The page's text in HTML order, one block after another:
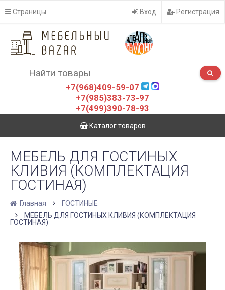
Страницы Вход Регистрация
+7(968)409-59-07
+7(985)383-73-97
+7(499)390-78-93
Каталог товаров
МЕБЕЛЬ ДЛЯ ГОСТИНЫХ
КЛИВИЯ (КОМПЛЕКТАЦИЯ
ГОСТИНАЯ)
Главная
ГОСТИНЫЕ
МЕБЕЛЬ ДЛЯ ГОСТИНЫХ КЛИВИЯ (КОМПЛЕКТАЦИЯ
ГОСТИНАЯ)